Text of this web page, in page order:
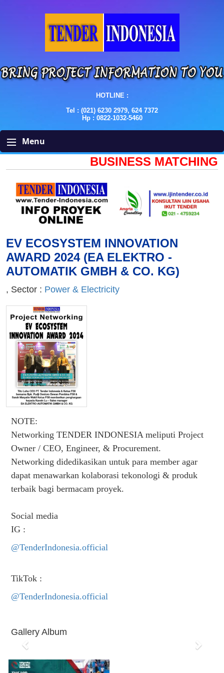
HOTLINE :
Tel : (021) 6230 2979, 624 7372
Hp : 0822-1032-5460
Menu
BUSINESS MATCHING
EV ECOSYSTEM INNOVATION
AWARD 2024 (EA ELEKTRO -
AUTOMATIK GMBH & CO. KG)
, Sector : Power & Electricity
NOTE:
Networking TENDER INDONESIA meliputi Project
Owner / CEO, Engineer, & Procurement.
Networking didedikasikan untuk para member agar
dapat menawarkan kolaborasi tekonologi & produk
terbaik bagi bermacam proyek.
Social media
IG :
@TenderIndonesia.official
TikTok :
@TenderIndonesia.official
Gallery Album
P
r
N